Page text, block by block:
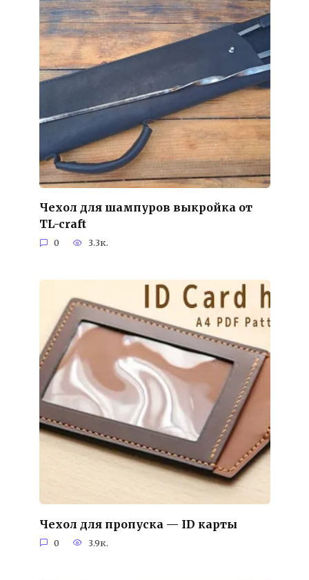
Чехол для шампуров выкройка от
TL-craft
0 3.3к.
Чехол для пропуска — ID карты
0 3.9к.